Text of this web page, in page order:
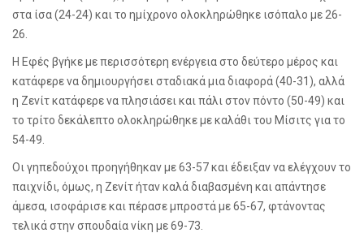
στα ίσα (24-24) και το ημίχρονο ολοκληρώθηκε ισόπαλο με 26-
26.
Η Εφές βγήκε με περισσότερη ενέργεια στο δεύτερο μέρος και
κατάφερε να δημιουργήσει σταδιακά μια διαφορά (40-31), αλλά
η Ζενίτ κατάφερε να πλησιάσει και πάλι στον πόντο (50-49) και
το τρίτο δεκάλεπτο ολοκληρώθηκε με καλάθι του Μίσιτς για το
54-49.
Οι γηπεδούχοι προηγήθηκαν με 63-57 και έδειξαν να ελέγχουν το
παιχνίδι, όμως, η Ζενίτ ήταν καλά διαβασμένη και απάντησε
άμεσα, ισοφάρισε και πέρασε μπροστά με 65-67, φτάνοντας
τελικά στην σπουδαία νίκη με 69-73.